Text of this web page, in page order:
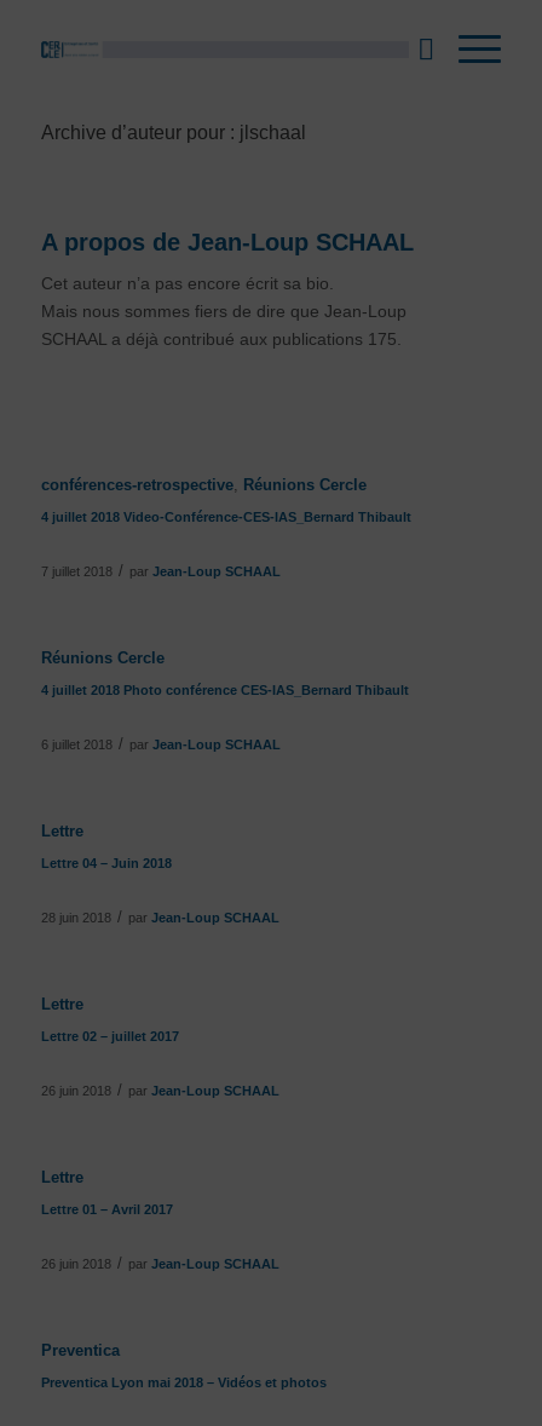
Archive d’auteur pour : jlschaal
A propos de Jean-Loup SCHAAL
Cet auteur n’a pas encore écrit sa bio.
Mais nous sommes fiers de dire que Jean-Loup
SCHAAL a déjà contribué aux publications 175.
conférences-retrospective, Réunions Cercle
4 juillet 2018 Video-Conférence-CES-IAS_Bernard Thibault
7 juillet 2018 / par Jean-Loup SCHAAL
Réunions Cercle
4 juillet 2018 Photo conférence CES-IAS_Bernard Thibault
6 juillet 2018 / par Jean-Loup SCHAAL
Lettre
Lettre 04 – Juin 2018
28 juin 2018 / par Jean-Loup SCHAAL
Lettre
Lettre 02 – juillet 2017
26 juin 2018 / par Jean-Loup SCHAAL
Lettre
Lettre 01 – Avril 2017
26 juin 2018 / par Jean-Loup SCHAAL
Preventica
Preventica Lyon mai 2018 – Vidéos et photos